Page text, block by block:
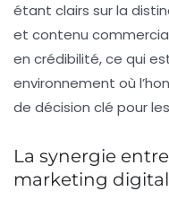
étant clairs sur la
et contenu
en crédibilité, ce qui
environnement où
de décision clé pour
La synergie
marketing digital